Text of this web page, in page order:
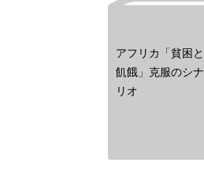
アフリカ「貧困と
飢餓」克服のシナ
リオ